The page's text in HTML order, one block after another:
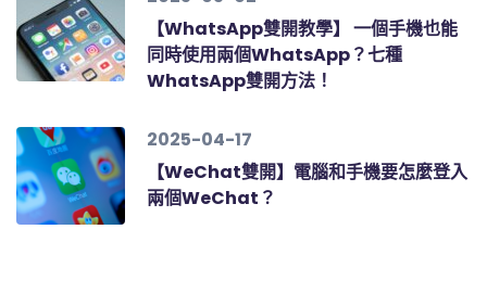
【WhatsApp雙開教學】 一個手機也能
同時使用兩個WhatsApp？七種
WhatsApp雙開方法！
2025-04-17
【WeChat雙開】電腦和手機要怎麼登入
兩個WeChat？